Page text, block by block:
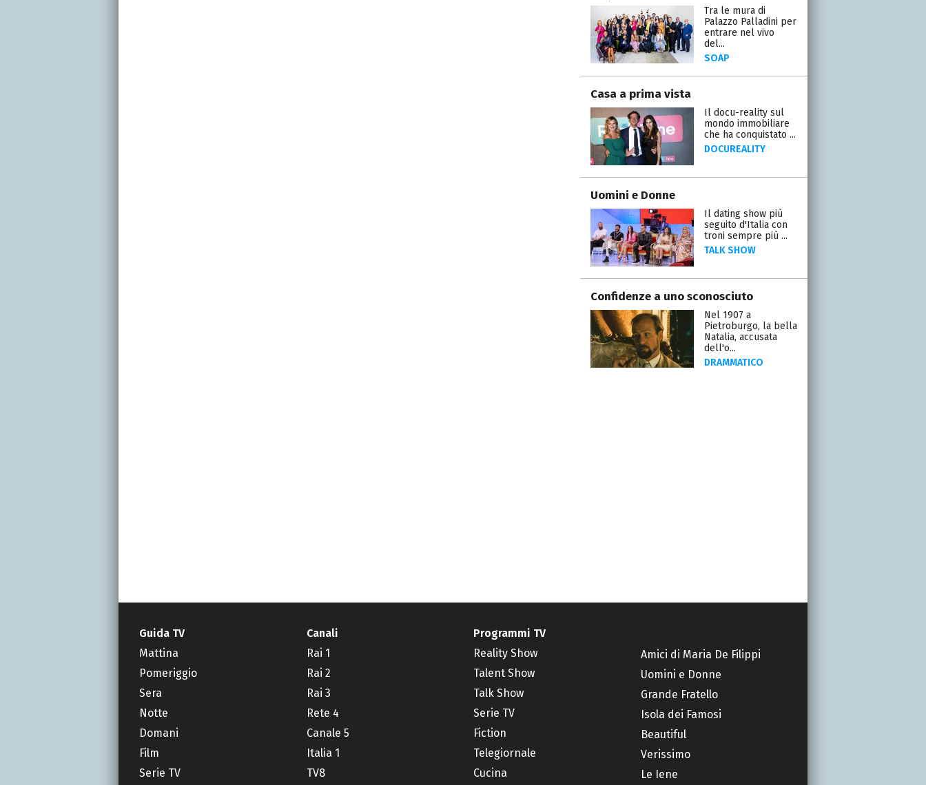
Tra le mura di
Palazzo Palladini per
entrare nel vivo
del...
SOAP
Casa a prima vista
Il docu-reality sul
mondo immobiliare
che ha conquistato ...
DOCUREALITY
Uomini e Donne
Il dating show più
seguito d'Italia con
troni sempre più ...
TALK SHOW
Confidenze a uno sconosciuto
Nel 1907 a
Pietroburgo, la bella
Natalia, accusata
dell'o...
DRAMMATICO
Guida TV
Mattina
Pomeriggio
Sera
Notte
Domani
Film
Serie TV
Canali
Rai 1
Rai 2
Rai 3
Rete 4
Canale 5
Italia 1
TV8
Programmi TV
Reality Show
Talent Show
Talk Show
Serie TV
Fiction
Telegiornale
Cucina
Amici di Maria De Filippi
Uomini e Donne
Grande Fratello
Isola dei Famosi
Beautiful
Verissimo
Le Iene